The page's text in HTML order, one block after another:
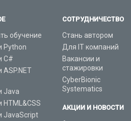
обучение
Python
C#
ASP.NET
Java
HTML&CSS
JavaScript
СОТРУДНИЧЕСТВО
Стань автором
Для IT компаний
Вакансии и
стажировки
CyberBionic
Systematics
АКЦИИ И НОВОСТИ